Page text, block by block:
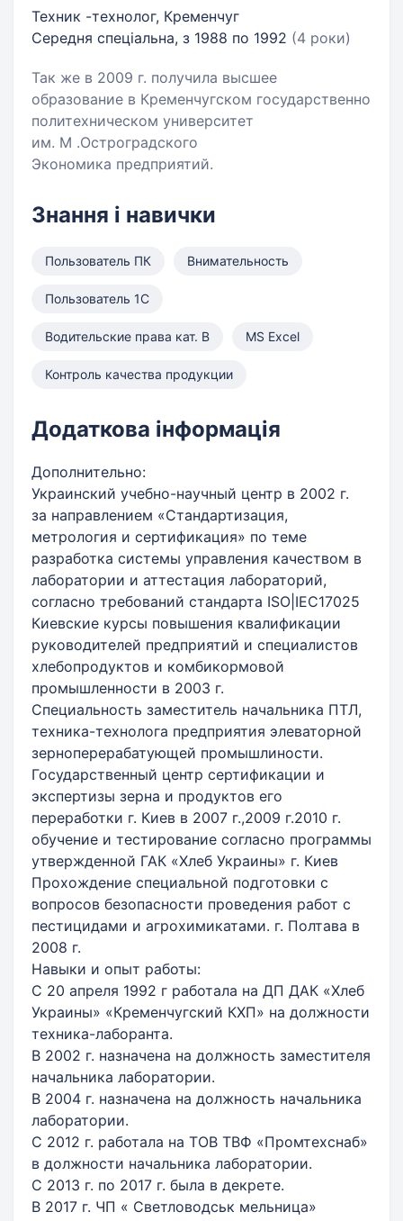
Техник -технолог, Кременчуг
Середня спеціальна, з 1988 по 1992 (4 роки)
Так же в 2009 г. получила высшее
образование в Кременчугском государственно
политехническом университет
им. М .Остроградского
Экономика предприятий.
Знання і навички
Пользователь ПК Внимательность
Пользователь 1С
Водительские права кат. B MS Excel
Контроль качества продукции
Додаткова інформація
Дополнительно:
Украинский учебно-научный центр в 2002 г.
за направлением «Стандартизация,
метрология и сертификация» по теме
разработка системы управления качеством в
лаборатории и аттестация лабораторий,
согласно требований стандарта ISO|IEC17025
Киевские курсы повышения квалификации
руководителей предприятий и специалистов
хлебопродуктов и комбикормовой
промышленности в 2003 г.
Специальность заместитель начальника ПТЛ,
техника-технолога предприятия элеваторной
зерноперерабатующей промышлиности.
Государственный центр сертификации и
экспертизы зерна и продуктов его
переработки г. Киев в 2007 г.,2009 г.2010 г.
обучение и тестирование согласно программы
утвержденной ГАК «Хлеб Украины» г. Киев
Прохождение специальной подготовки с
вопросов безопасности проведения работ с
пестицидами и агрохимикатами. г. Полтава в
2008 г.
Навыки и опыт работы:
С 20 апреля 1992 г работала на ДП ДАК «Хлеб
Украины» «Кременчугский КХП» на должности
техника-лаборанта.
В 2002 г. назначена на должность заместителя
начальника лаборатории.
В 2004 г. назначена на должность начальника
лаборатории.
С 2012 г. работала на ТОВ ТВФ «Промтехснаб»
в должности начальника лаборатории.
С 2013 г. по 2017 г. была в декрете.
В 2017 г. ЧП « Светловодськ мельница»